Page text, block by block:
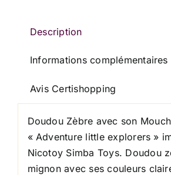
SIMBA
Description
Informations complémentaires
Avis Certishopping
Doudou Zèbre avec son
« Adventure little explorers »
Nicotoy Simba Toys. Doudou
mignon avec ses couleurs